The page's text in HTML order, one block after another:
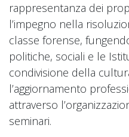
rappresentanza dei
l’impegno nella
classe forense,
politiche, sociali e le
condivisione della
l’aggiornamento
attraverso
seminari.